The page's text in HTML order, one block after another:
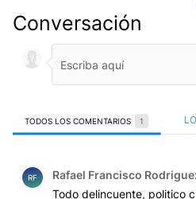
Conversación
TODOS LOS COMENTARIOS 1
RF Rafael Francisco
Todo delincuente, politico